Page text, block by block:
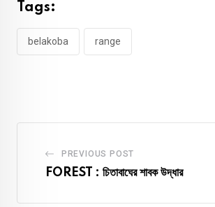
Tags:
belakoba range
PREVIOUS POST
FOREST : চিতাবাঘের শাবক উদ্ধার